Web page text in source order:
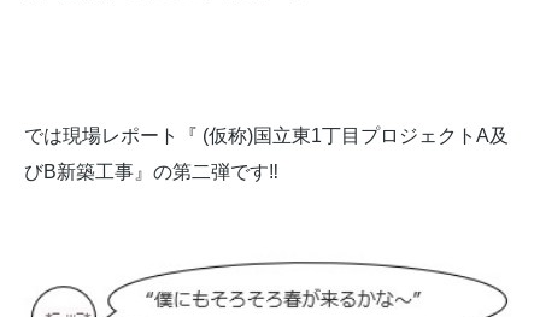
では現場レポート『 (仮称)国立東1丁目プロジェクトA及
びB新築工事』の第二弾です‼